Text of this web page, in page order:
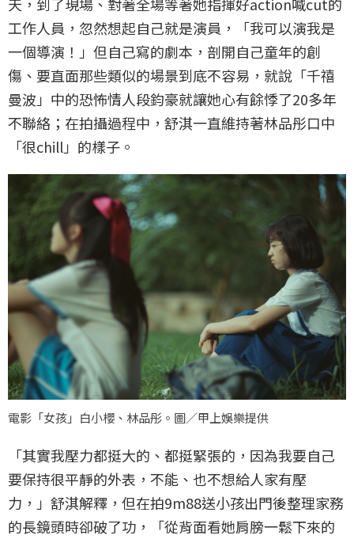
工作人員，忽然想起自己就是演員，「我可以演我是
一個導演！」但自己寫的劇本，剖開自己童年的創
傷、要直面那些類似的場景到底不容易，就說「千禧
曼波」中的恐怖情人段鈞豪就讓她心有餘悸了20多年
不聯絡；在拍攝過程中，舒淇一直維持著林品彤口中
「很chill」的樣子。
電影「女孩」白小櫻、林品彤。圖／甲上娛樂提供
「其實我壓力都挺大的、都挺緊張的，因為我要自己
要保持很平靜的外表，不能、也不想給人家有壓
力，」舒淇解釋，但在拍9m88送小孩出門後整理家務
的長鏡頭時卻破了功，「從背面看她肩膀一鬆下來的